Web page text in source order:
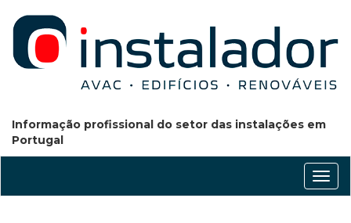
Informação profissional do setor das instalações em
Portugal